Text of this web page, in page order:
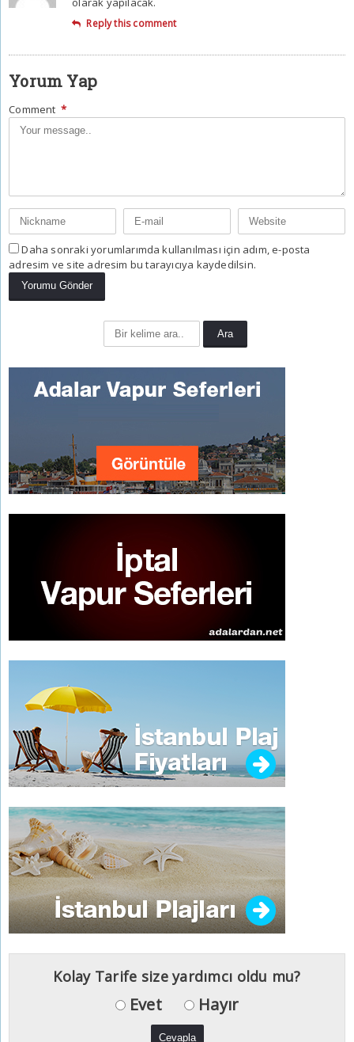
Reply this comment
Yorum Yap
Comment *
Daha sonraki yorumlarımda kullanılması için adım, e-posta
adresim ve site adresim bu tarayıcıya kaydedilsin.
Kolay Tarife size yardımcı oldu mu?
Evet Hayır